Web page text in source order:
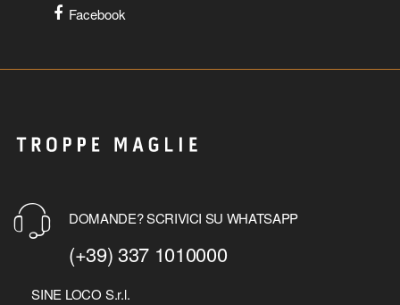
Facebook
DOMANDE? SCRIVICI SU WHATSAPP
(+39) 337 1010000
SINE LOCO S.r.l.